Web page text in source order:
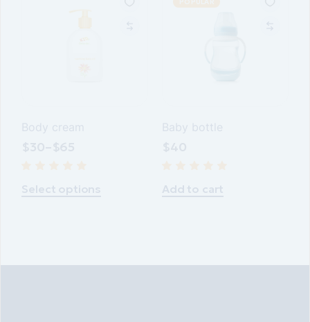
Body cream
Select options
Baby bottle
Add to cart